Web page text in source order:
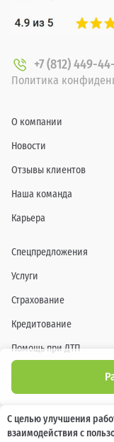
+7 (812) 449-
Политика
О компании
Новости
Отзывы клиентов
Наша команда
Карьера
Спецпредложения
Услуги
Страхование
Кредитование
Помощь при ДТП
Информация о
гамме и стоимости
их проведения, указанных
С целью улучшения
взаимодействия с